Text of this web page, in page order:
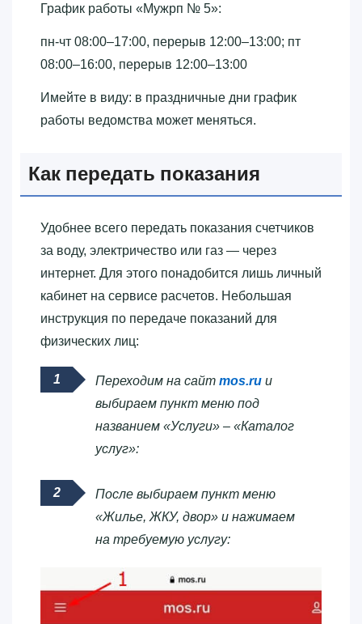
График работы «‎Мужрп № 5»‎:
пн-чт 08:00–17:00, перерыв 12:00–13:00; пт
08:00–16:00, перерыв 12:00–13:00
Имейте в виду: в праздничные дни график
работы ведомства может меняться.
Как передать показания
Удобнее всего передать показания счетчиков
за воду, электричество или газ — через
интернет. Для этого понадобится лишь личный
кабинет на сервисе расчетов. Небольшая
инструкция по передаче показаний для
физических лиц:
Переходим на сайт mos.ru и
выбираем пункт меню под
названием «Услуги» – «Каталог
услуг»:
После выбираем пункт меню
«Жилье, ЖКУ, двор» и нажимаем
на требуемую услугу: